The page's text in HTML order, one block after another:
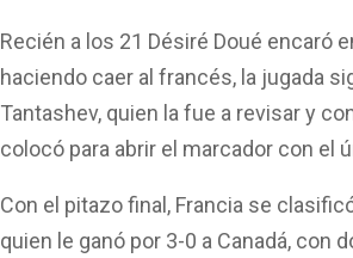
Recién a los 21 Désiré Doué encaró
haciendo caer al francés, la jugada
Tantashev, quien la fue a revisar y
colocó para abrir el marcador con el
Con el pitazo final, Francia se
quien le ganó por 3-0 a Canadá, con